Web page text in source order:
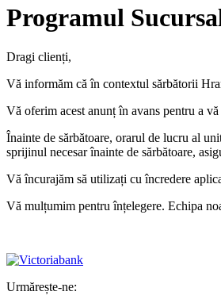
Programul
Dragi clienți,
Vă informăm că în contextul sărbătorii
Vă oferim acest anunț în avans pentru a
Înainte de sărbătoare, orarul de lucru al
sprijinul necesar înainte de sărbătoare,
Vă încurajăm să utilizați cu încredere
Vă mulțumim pentru înțelegere. Echipa
Urmărește-ne: